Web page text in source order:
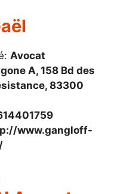
Avocat
A, 158 Bd des
83300
www.gangloff-